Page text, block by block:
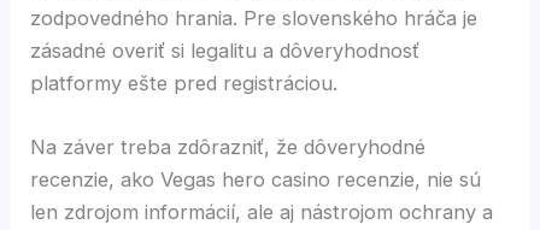
zodpovedného hrania. Pre slovenského hráča je
zásadné overiť si legalitu a dôveryhodnosť
platformy ešte pred registráciou.
Na záver treba zdôrazniť, že dôveryhodné
recenzie, ako Vegas hero casino recenzie, nie sú
len zdrojom informácií, ale aj nástrojom ochrany a